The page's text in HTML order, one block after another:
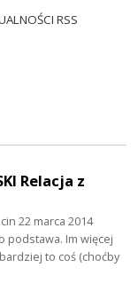
RSS
Relacja z
22 marca 2014
podstawa. Im więcej
to coś (choćby